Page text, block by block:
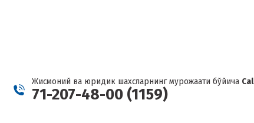
Жисмоний ва юридик шахсларнинг мурожаати бўйича
71-207-48-00 (1159)